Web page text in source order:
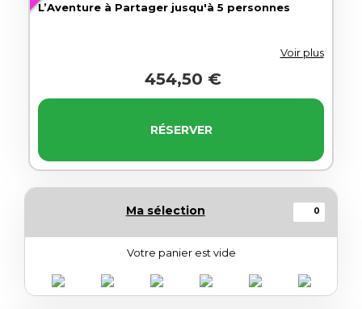
L’Aventure à Partager jusqu'à 5 personnes
Voir plus
454,50 €
RÉSERVER
Ma sélection 0
Votre panier est vide